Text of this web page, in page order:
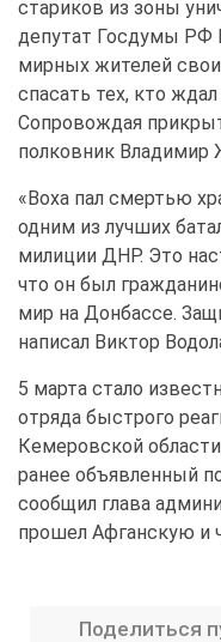
стариков из зоны
депутат Госдумы РФ
мирных жителей
спасать тех, кто
Сопровождая
полковник Владимир
«Воха пал смертью
одним из лучших
милиции ДНР. Это
что он был
мир на Донбассе.
написал Виктор
5 марта стало
отряда быстрого
Кемеровской
ранее объявленный
сообщил глава
прошел Афганскую и
Поделиться